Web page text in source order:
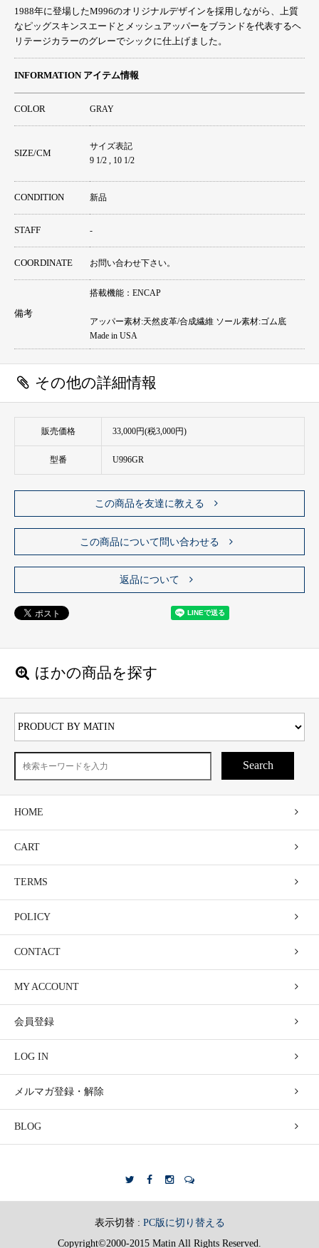
1988年に登場したM996のオリジナルデザインを採用しながら、上質
なピッグスキンスエードとメッシュアッパーをブランドを代表するヘ
リテージカラーのグレーでシックに仕上げました。
INFORMATION アイテム情報
COLOR GRAY
SIZE/CM
サイズ表記
9 1/2 , 10 1/2
CONDITION 新品
STAFF -
COORDINATE お問い合わせ下さい。
備考
搭載機能：ENCAP
アッパー素材:天然皮革/合成繊維 ソール素材:ゴム底
Made in USA
その他の詳細情報
販売価格 33,000円(税3,000円)
型番 U996GR
この商品を友達に教える
この商品について問い合わせる
返品について
ほかの商品を探す
Search
HOME
CART
TERMS
POLICY
CONTACT
MY ACCOUNT
会員登録
LOG IN
メルマガ登録・解除
BLOG
表示切替 : PC版に切り替える
Copyright©2000-2015 Matin All Rights Reserved.